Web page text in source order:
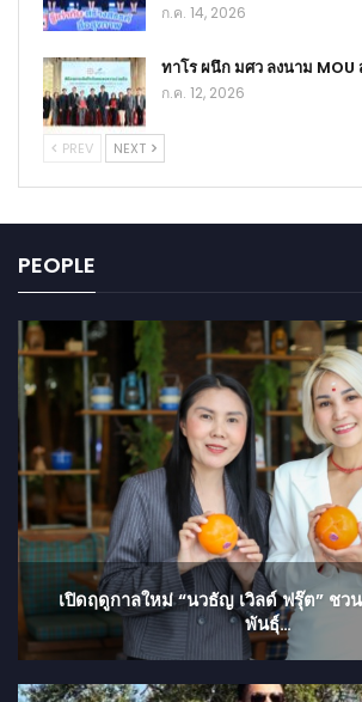
ก.ค. 14, 2026
ทาโร ผนึก มศว ลงนาม
ก.ค. 12, 2026
PREV NEXT
PEOPLE
เปิดฤดูกาลใหม่ “นวธัญ เวิลด์ ฟรุ๊ต” ชว
พันธุ์…